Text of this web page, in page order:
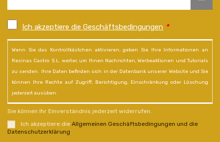
Ich akzeptiere die Geschäftsbedingungen *
Wenn Sie das Kontrollkästchen aktivieren, geben Sie Ihre Informationen an
Resinas Castro S.L. weiter, um Ihnen Nachrichten, Werbeaktionen und Tutorials
zu senden. Ihre Daten befinden sich in der Datenbank unserer Website und Sie
können Ihre Rechte auf Zugriff, Berichtigung, Einschränkung oder Löschung
jederzeit ausüben.
Sie können Ihr Einverständnis jederzeit widerrufen.
Ich akzeptiere die Allgemeinen Geschäftsbedingungen und die
Datenschutzerklärung